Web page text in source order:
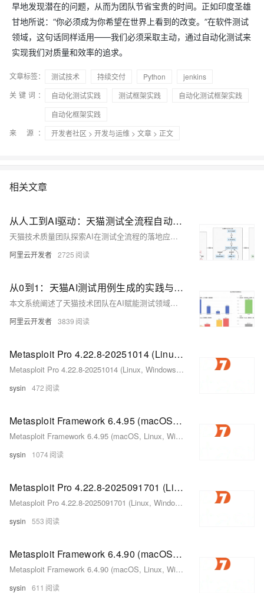
早地发现潜在的问题，从而为团队节省宝贵的时间。正如印度圣雄
甘地所说：“你必须成为你希望在世界上看到的改变。”在软件测试
领域，这句话同样适用——我们必须采取主动，通过自动化测试来
实现我们对质量和效率的追求。
文章标签： 测试技术 持续交付 Python
jenkins
关键词：
自动化测试实践 测试框架实践
自动化测试框架实践
自动化框架实践
来 源：
开发者社区 > 开发与运维 > 文章 > 正文
相关文章
从人工到AI驱动：天猫测试全流程自动化变革实践
天猫技术质量团队探索AI在测试全流程的落地应用，覆盖需求解析、用例生成、数据构造、执行验证等核心环节。通过AI+自然语言驱动，实现测试自动化、可溯化与可管理化，在用例生成、数据构造和执行校验中显著提效，推动测试体系从人工迈向AI全流程自动化，提升效率40%以上，用例覆盖超70%，并构建行业级知识资产沉淀平台。
阿里云开发者 2725
从0到1：天猫AI测试用例生成的实践与突破
本文系统阐述了天猫技术团队在AI赋能测试领域的深度实践与探索，讲述了智能测试用例生成的落地路径。
阿里云开发者 3839
Metasploit Pro 4.22.8-20251014 (Linux, Windows) - 专业渗透测试框架
Metasploit Pro 4.22.8-20251014 (Linux, Windows) - 专业渗透测试框架
sysin 472
Metasploit Framework 6.4.95 (macOS, Linux, Windows) - 开源渗透测试框架
Metasploit Framework 6.4.95 (macOS, Linux, Windows) - 开源渗透测试框架
sysin 1074
Metasploit Pro 4.22.8-2025091701 (Linux, Windows) - 专业渗透测试框架
Metasploit Pro 4.22.8-2025091701 (Linux, Windows) - 专业渗透测试框架
sysin 553
Metasploit Framework 6.4.90 (macOS, Linux, Windows) - 开源渗透测试框架
Metasploit Framework 6.4.90 (macOS, Linux, Windows) - 开源渗透测试框架
sysin 611